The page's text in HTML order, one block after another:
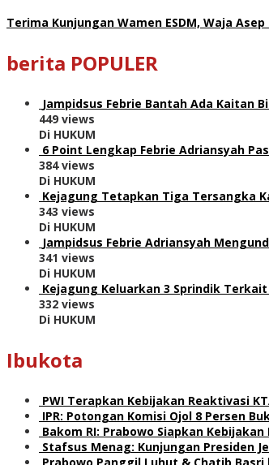
Terima Kunjungan Wamen ESDM, Waja
berita POPULER
Jampidsus Febrie Bantah Ada Kaitan
449 views
Di HUKUM
6 Point Lengkap Febrie Adriansyah
384 views
Di HUKUM
Kejagung Tetapkan Tiga Tersangka
343 views
Di HUKUM
Jampidsus Febrie Adriansyah
341 views
Di HUKUM
Kejagung Keluarkan 3 Sprindik Terkait
332 views
Di HUKUM
Ibukota
PWI Terapkan Kebijakan Reaktivasi
IPR: Potongan Komisi Ojol 8 Persen
Bakom RI: Prabowo Siapkan
Stafsus Menag: Kunjungan Presiden